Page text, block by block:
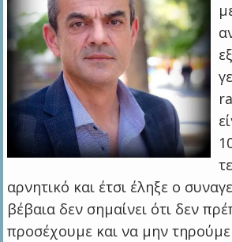
αρνητικό και έτσι έληξε ο
βέβαια δεν σημαίνει ότι δεν
προσέχουμε και να μην